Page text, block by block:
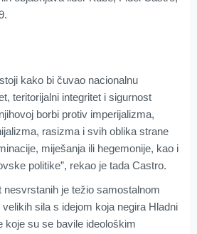
kako bi čuvao nacionalnu
teritorijalni integritet i sigurnost
borbi protiv imperijalizma,
rasizma i svih oblika strane
miješanja ili hegemonije, kao i
politike”, rekao je tada Castro.
nesvrstanih je težio samostalnom
sila s idejom koja negira Hladni
koje su se bavile ideološkim